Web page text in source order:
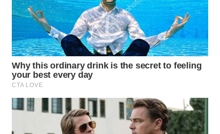
PRIANGAN
TIMUR
WN
SEMARANG
WN
SOLO
WN